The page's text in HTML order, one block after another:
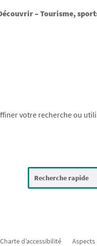
– Tourisme,
votre recherche ou
Charte d’accessibilité Aspects